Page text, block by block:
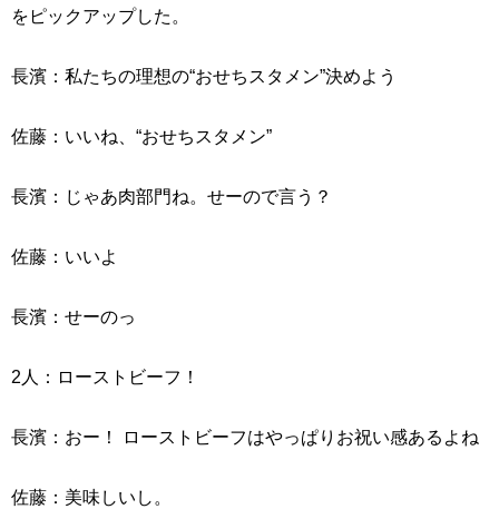
をピックアップした。
長濱：私たちの理想の“おせちスタメン”決めよう
佐藤：いいね、“おせちスタメン”
長濱：じゃあ肉部門ね。せーので言う？
佐藤：いいよ
長濱：せーのっ
2人：ローストビーフ！
長濱：おー！ ローストビーフはやっぱりお祝い感あるよね
佐藤：美味しいし。